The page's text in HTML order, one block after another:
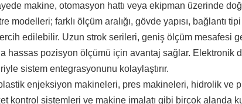
makine, otomasyon hattı veya ekipman üzerinde
modelleri; farklı ölçüm aralığı, gövde yapısı, bağlantı
edilebilir. Uzun strok serileri, geniş ölçüm mesafesi
hassas pozisyon ölçümü için avantaj sağlar. Elektronik
sistem entegrasyonunu kolaylaştırır.
enjeksiyon makineleri, pres makineleri, hidrolik ve
kontrol sistemleri ve makine imalatı gibi birçok alanda